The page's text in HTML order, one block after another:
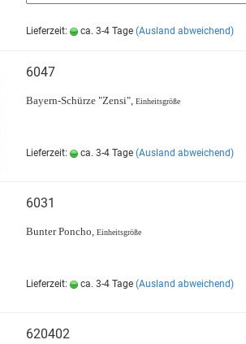
Lieferzeit: ca. 3-4 Tage (Ausland abweichend)
6047
Bayern-Schürze "Zensi", Einheitsgröße
Lieferzeit: ca. 3-4 Tage (Ausland abweichend)
6031
Bunter Poncho, Einheitsgröße
Lieferzeit: ca. 3-4 Tage (Ausland abweichend)
620402